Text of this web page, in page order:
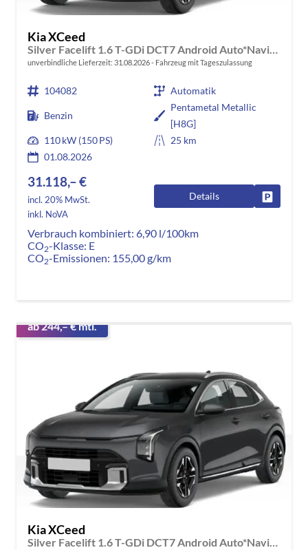
Kia XCeed
unverbindliche Lieferzeit: 31.08.2026 Fahrzeug mit Tageszulassung
104082 Automatik
Benzin
Pentametal Metallic
[H8G]
110 kW (150 PS)
25 km
01.08.2026
31.118,– €
incl. 20% MwSt.
inkl. NoVA
Details
Verbrauch kombiniert: 6,90 l/100km
CO2-Klasse: E
CO2-Emissionen: 155,00 g/km
ab 244,– € mtl.
Kia XCeed
Silver Facelift 1.6 T-GDi DCT7 Android Auto*Navi*SHZ*Kamera*2Z-Klimaauto*PrivacyGlas